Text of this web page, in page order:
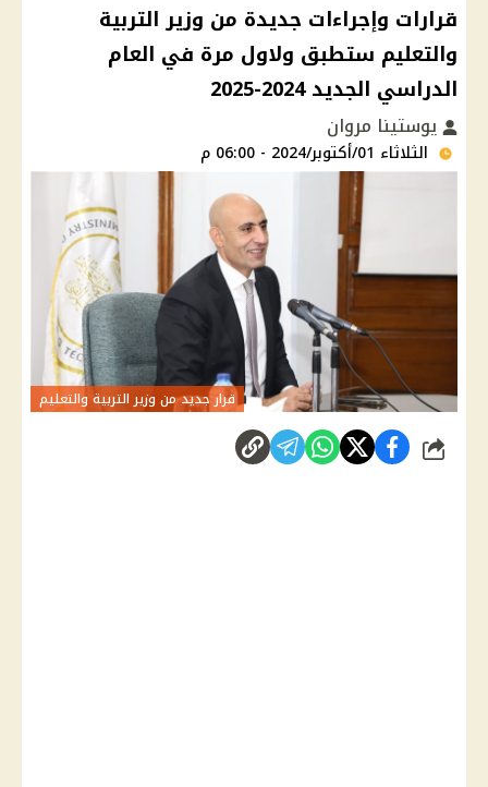
قرارات وإجراءات جديدة من وزير التربية
والتعليم ستطبق ولاول مرة في العام
الدراسي الجديد 2024-2025
يوستينا مروان
الثلاثاء 01/أكتوبر/2024 - 06:00 م
قرار جديد من وزير التربية والتعليم
شارك